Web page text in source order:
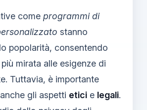
come programmi di
stanno
popolarità, consentendo
mirata alle esigenze di
Tuttavia, è importante
gli aspetti etici e legali.